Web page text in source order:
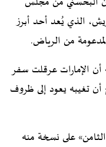
الذي يُعد أحد أبرز
من الرياض.
أن الإمارات عرقلت سفر
أن تغيبه يعود إلى ظروف
على نسخة منه